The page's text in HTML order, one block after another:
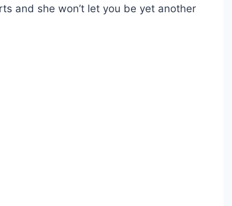
and she won’t let you be yet another